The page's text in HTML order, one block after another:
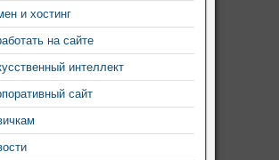
и хостинг
на сайте
интеллект
сайт